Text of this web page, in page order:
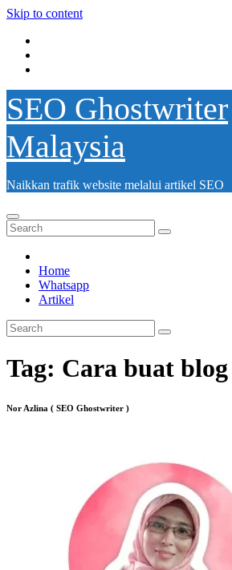
Skip to content
SEO Ghostwriter
Malaysia
Naikkan trafik website melalui artikel SEO
Home
Whatsapp
Artikel
Tag: Cara buat
Nor Azlina ( SEO Ghostwriter )